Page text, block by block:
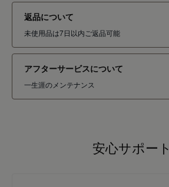
返品について
未使用品は7日以内ご返品可能
アフターサービスについて
一生涯のメンテナンス
安心サポート